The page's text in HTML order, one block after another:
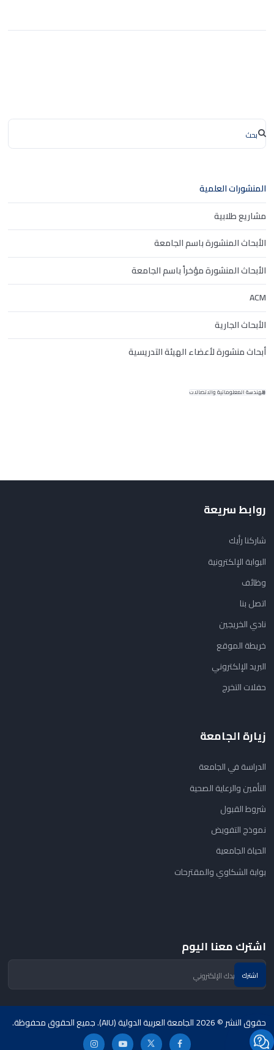
المنشورات العلمية
مشاريع طلابية
الأبحاث المنشورة باسم الجامعة
الأبحاث المنشورة مؤخراً باسم الجامعة
ACM
الأبحاث الجارية
أبحاث منشورة لأعضاء الهيئة التدريسية
الهندسة المعلوماتية والاتصالات
روابط سريعة
شاركنا رأيك
البوابة الإلكترونية
وظائف
اتصل بنا
نادي الخريجين
خريطة الموقع
البريد الإلكتروني
حفلات التخرج
زيارة الجامعة
الدراسة في الجامعة
التأمين والرعاية الصحية
شروط القبول
نموذج التفويض
الحياة الجامعية
بوابة الشكاوي والمقترحات
اشترك معنا اليوم
حقوق النشر © 2026 الجامعة العربية الدولية (AIU). جميع الحقوق محفوظة.